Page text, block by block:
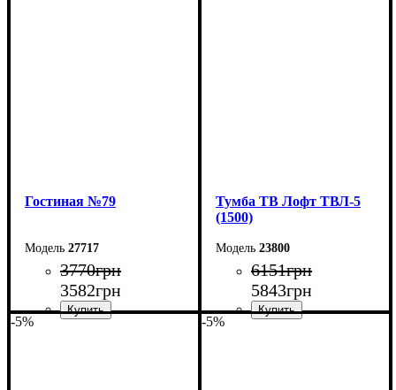
Гостиная №79
27717
3770грн
3582грн
Тумба ТВ Лофт ТВЛ-5
(1500)
23800
6151грн
5843грн
-5% -5%